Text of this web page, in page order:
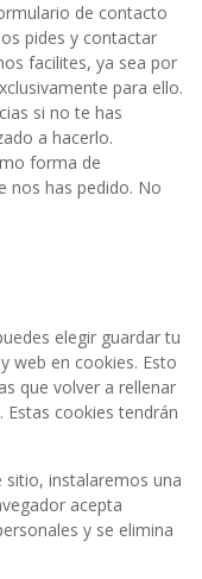
de contacto
pides y contactar
facilites, ya sea por
para ello.
si no te has
a hacerlo.
forma de
nos has pedido. No
elegir guardar tu
web en cookies. Esto
que volver a rellenar
cookies tendrán
sitio, instalaremos una
acepta
y se elimina